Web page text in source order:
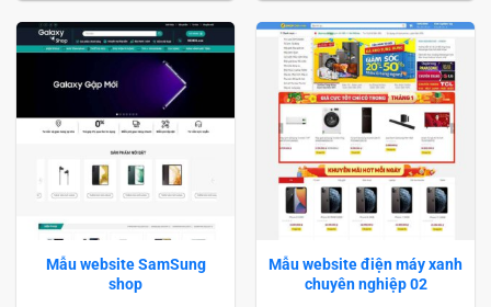
Mẫu website SamSung
shop
Mẫu website điện máy xanh
chuyên nghiệp 02